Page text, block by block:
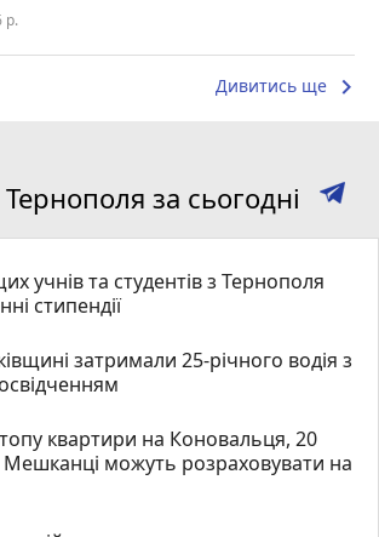
р.
Дивитись ще keyboard_arrow_right
за сьогодні
учнів та студентів з Тернополя
стипендії
затримали 25-річного водія з
квартири на Коновальця, 20
Мешканці можуть розраховувати на